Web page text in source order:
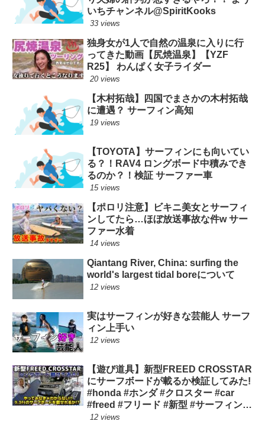
いちチャンネル@SpiritKooks
33 views
独身女が1人で自然の温泉に入りに行
ってきた動画【尻焼温泉】【YZF
R25】 わんぱく女子ライダー
20 views
【木村拓哉】四国でまさかの木村拓哉
に遭遇？ サーフィン高知
19 views
【TOYOTA】サーフィンにも向いてい
る？！RAV4 ロングボード中積みでき
るのか？！検証 サーファー車
15 views
【ポロリ注意】ビキニ美女とサーフィ
ンしてたら…ほぼ放送事故な件w サー
ファー水着
14 views
Qiantang River, China: surfing the
world's largest tidal boreについて
12 views
実はサーフィンが好きな芸能人 サーフ
ィン上手い
12 views
【遊び道具】新型FREED CROSSTAR
にサーフボードが載るか検証してみた!
#honda #ホンダ #クロスター #car
#freed #フリード #新型 #サーフィン
ロングボード
12 views